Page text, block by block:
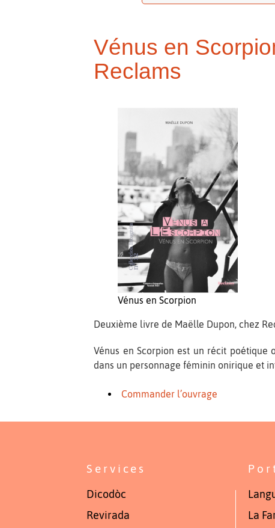
Vénus en
Reclams
Vénus en Scorpion
Deuxième livre de Maëlle Dupon, chez
Vénus en Scorpion est un récit
dans un personnage féminin onirique et
Commander l’ouvrage
Services
Dicodòc
Revirada
La